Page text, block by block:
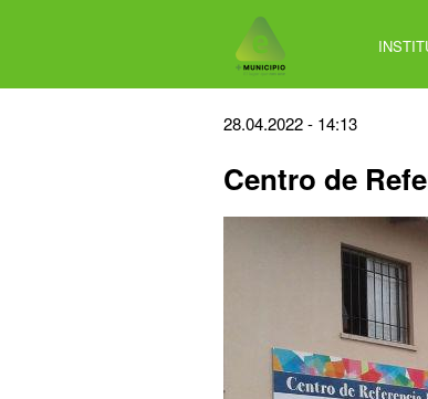
Back
top
28.04.2022 - 14:13
Centro de